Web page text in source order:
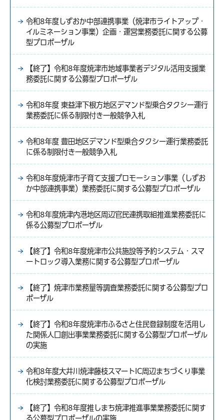
令和8年度しずおか中部連携事業（焼津市ライトアップ・
イルミネーション事業）企画・運営業務委託に関する公募
型プロポーザル
【終了】令和8年度焼津市地域事業者デジタル活用支援業
務委託に関する公募型プロポーザル
令和8年度 東益津下根方地区デマンド型乗合タクシー運行
業務委託に係る制限付き一般競争入札
令和8年度 豊田地区デマンド型乗合タクシー運行業務委託
に係る制限付き一般競争入札
令和8年度焼津市子育て支援プロモーション事業（しずお
か中部連携事業）業務委託に関する公募型プロポーザル
令和8年度焼津内港地区周辺官民連携取組推進業務委託に
係る公募型プロポーザル
【終了】令和8年度焼津市公共施設等予約システム・スマ
ートロック導入業務に関する公募型プロポーザル
【終了】焼津市業務量等調査業務委託に関する公募型プロ
ポーザル
【終了】令和8年度焼津市ふるさと住民登録制度を活用し
た関係人口創出事業業務委託に関する公募型プロポーザル
の実施
令和8年度大井川焼津藤枝スマートIC周辺まちづくり事業
化検討業務委託に関する公募型プロポーザル
【終了】令和8年度推しまち焼津推進事業業務委託に関す
る公募型プロポーザルの実施